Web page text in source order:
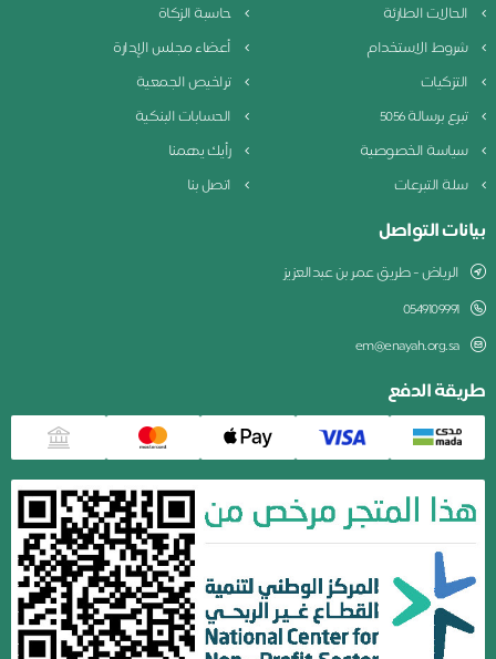
الحالات الطارئة
حاسبة الزكاة
شروط الاستخدام
أعضاء مجلس الإدارة
التزكيات
تراخيص الجمعية
تبرع برسالة 5056
الحسابات البنكية
سياسة الخصوصية
رأيك يهمنا
سلة التبرعات
اتصل بنا
بيانات التواصل
الرياض - طريق عمر بن عبدالعزيز
0549109991
em@enayah.org.sa
طريقة الدفع